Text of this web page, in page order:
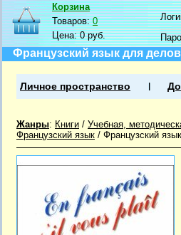
Корзина
Товаров:0
Цена:0 руб.
Французский язык для
Личное пространство
Жанры: Книги / Учебная,
Французский язык / Французский